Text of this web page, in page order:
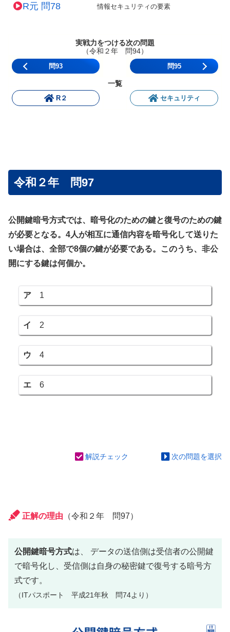
R元 問78 情報セキュリティの要素
実戦力をつける次の問題
（令和２年 問94）
問93 問95
一覧
R２ セキュリティ
令和２年 問97
公開鍵暗号方式では、暗号化のための鍵と復号のための鍵
が必要となる。4人が相互に通信内容を暗号化して送りた
い場合は、全部で8個の鍵が必要である。このうち、非公
開にする鍵は何個か。
ア 1
イ 2
ウ 4
エ 6
解説チェック 次の問題を選択
正解の理由 （令和２年 問97）
公開鍵暗号方式は、 データの送信側は受信者の公開鍵
で暗号化し、受信側は自身の秘密鍵で復号する暗号方
式です。
（ITパスポート 平成21年秋 問74より）